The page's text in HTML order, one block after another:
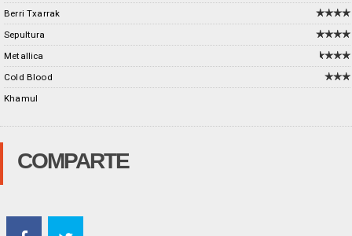
Berri Txarrak
Sepultura
Metallica
Cold Blood
Khamul
COMPARTE